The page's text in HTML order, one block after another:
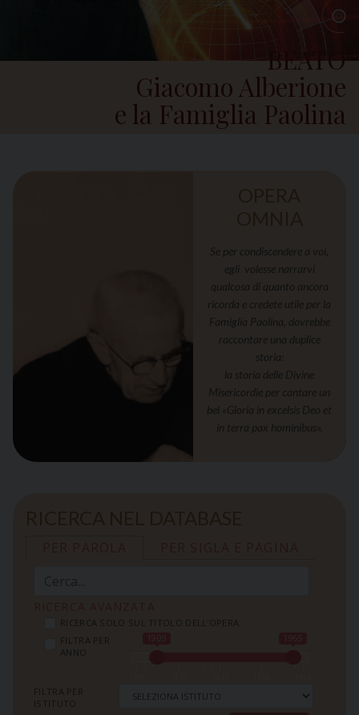
BEATO
Giacomo Alberione
e la Famiglia Paolina
Se per condiscendere a voi,
egli volesse narrarvi
qualcosa di quanto ancora
ricorda e credete utile per la
Famiglia Paolina, dovrebbe
raccontare una duplice
storia:
la storia delle Divine
Misericordie per cantare un
bel «Gloria in excelsis Deo et
in terra pax hominibus».